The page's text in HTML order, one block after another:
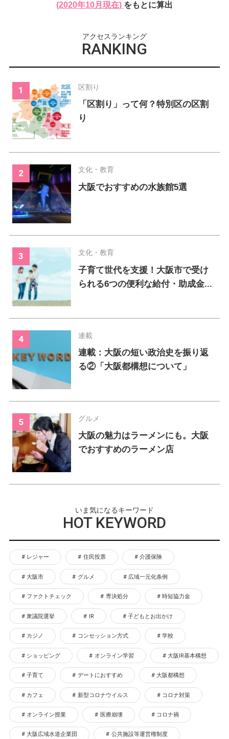
232024人 累計
(2020年10月現在) をもとに算出
アクセスランキング
RANKING
区割り
「区割り」って何？特別区の区割
り
文化・教育
大阪でおすすめの水族館5選
文化・教育
子育て世代を支援！大阪市で受け
られる6つの便利な給付・助成金...
連載
連載：大阪の短い政治史を振り返
る②「大阪都構想について」
グルメ
大阪の魅力はラーメンにも。大阪
でおすすめのラーメン店
いま気になるキーワード
HOT KEYWORD
レジャー 住民投票 介護保険
大阪市 グルメ 広域一元化条例
ファクトチェック 専決処分 時短協力金
衆議院選挙 IR 子どもとお出かけ
カジノ コンセッション方式 学校
ショッピング オンライン学習 大阪IR基本構想
子育て デートにおすすめ 大阪都構想
カフェ 新型コロナウイルス コロナ対策
オンライン授業 医療崩壊 コロナ禍
大阪広域水道企業団 公共施設等運営権制度